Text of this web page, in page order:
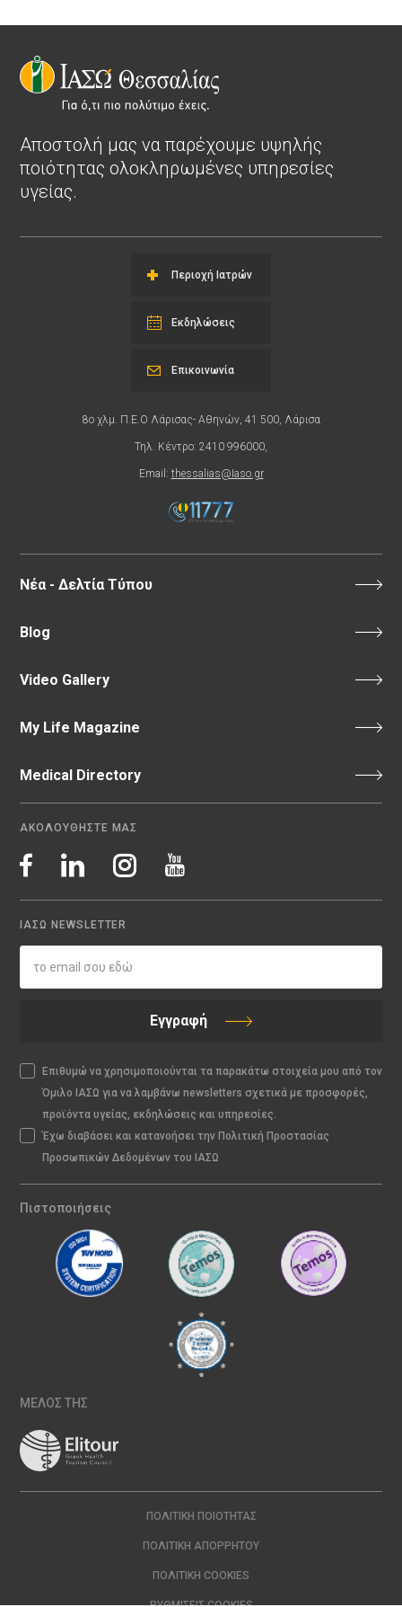
Αποστολή μας να παρέχουμε υψηλής
ποιότητας ολοκληρωμένες υπηρεσίες
υγείας.
Περιοχή Ιατρών
Εκδηλώσεις
8ο χλμ. Π.Ε.Ο Λάρισας- Αθηνών, 41 500, Λάρισα
Τηλ. Κέντρο: 2410 996000,
Email: thessalias@Iaso.gr
Επικοινωνία
Νέα - Δελτία Τύπου
Blog
Video Gallery
My Life Magazine
Medical Directory
ΑΚΟΛΟΥΘΗΣΤΕ ΜΑΣ
ΙΑΣΩ NEWSLETTER
Εγγραφή
Επιθυμώ να χρησιμοποιούνται τα παρακάτω στοιχεία μου από τον
Όμιλο ΙΑΣΩ για να λαμβάνω newsletters σχετικά με προσφορές,
προϊόντα υγείας, εκδηλώσεις και υπηρεσίες.
Έχω διαβάσει και κατανοήσει την Πολιτική Προστασίας
Προσωπικών Δεδομένων του ΙΑΣΩ
Πιστοποιήσεις
ΜΕΛΟΣ ΤΗΣ
ΠΟΛΙΤΙΚΉ ΠΟΙΌΤΗΤΑΣ
ΠΟΛΙΤΙΚΉ ΑΠΟΡΡΉΤΟΥ
ΠΟΛΙΤΙΚΉ COOKIES